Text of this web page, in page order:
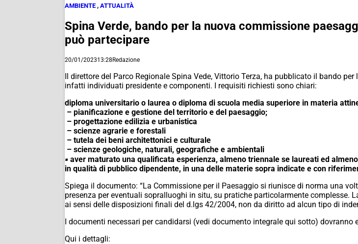
AMBIENTE , ATTUALITÀ
Spina Verde, bando per la nuova commissione
può partecipare
20/01/202313:28Redazione
Il direttore del Parco Regionale Spina Vede, Vittorio Terza, ha pubblicato il bando
infatti individuati presidente e componenti. I requisiti richiesti sono chiari:
diploma universitario o laurea o diploma di scuola media superiore in materia
– pianificazione e gestione del territorio e del paesaggio;
– progettazione edilizia e urbanistica
– scienze agrarie e forestali
– tutela dei beni architettonici e culturale
– scienze geologiche, naturali, geografiche e ambientali
▪ aver maturato una qualificata esperienza, almeno triennale se laureati ed
in qualità di pubblico dipendente, in una delle materie sopra indicate e con
Spiega il documento: “La Commissione per il Paesaggio si riunisce di norma una
presenza per eventuali sopralluoghi in situ, su pratiche particolarmente complesse.
ai sensi delle disposizioni finali del d.lgs 42/2004, non da diritto ad alcun tipo di
I documenti necessari per candidarsi (vedi documento integrale qui sotto) dovranno
Qui i dettagli: